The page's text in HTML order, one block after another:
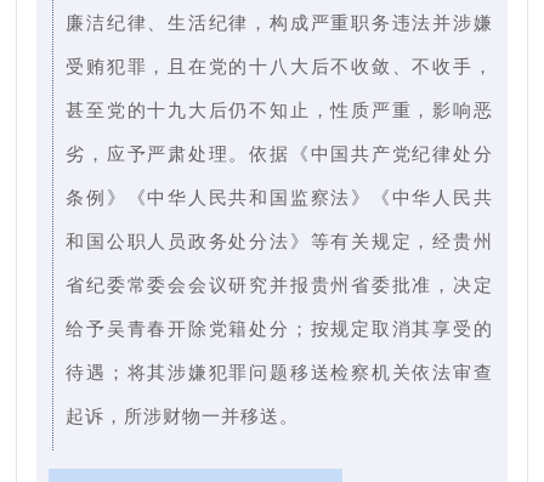
廉洁纪律、生活纪律，构成严重职务违法并涉嫌
受贿犯罪，且在党的十八大后不收敛、不收手，
甚至党的十九大后仍不知止，性质严重，影响恶
劣，应予严肃处理。依据《中国共产党纪律处分
条例》《中华人民共和国监察法》《中华人民共
和国公职人员政务处分法》等有关规定，经贵州
省纪委常委会会议研究并报贵州省委批准，决定
给予吴青春开除党籍处分；按规定取消其享受的
待遇；将其涉嫌犯罪问题移送检察机关依法审查
起诉，所涉财物一并移送。